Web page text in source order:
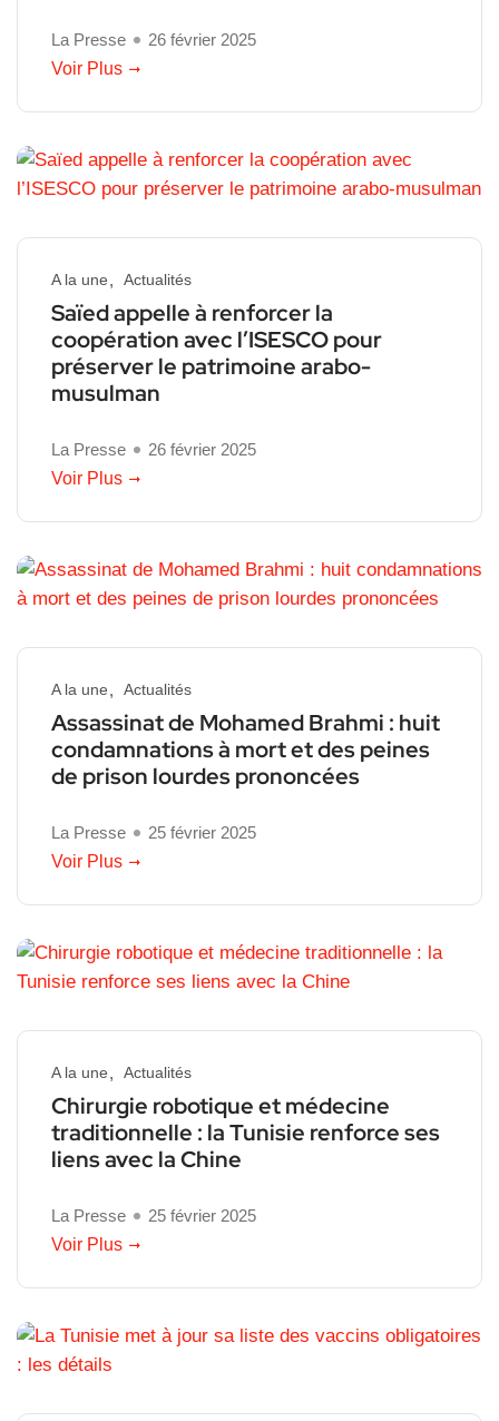
La Presse
26 février 2025
Voir Plus
A la une Actualités
Saïed appelle à renforcer la
coopération avec l’ISESCO pour
préserver le patrimoine arabo-
musulman
La Presse
26 février 2025
Voir Plus
A la une Actualités
Assassinat de Mohamed Brahmi : huit
condamnations à mort et des peines
de prison lourdes prononcées
La Presse
25 février 2025
Voir Plus
A la une Actualités
Chirurgie robotique et médecine
traditionnelle : la Tunisie renforce ses
liens avec la Chine
La Presse
25 février 2025
Voir Plus